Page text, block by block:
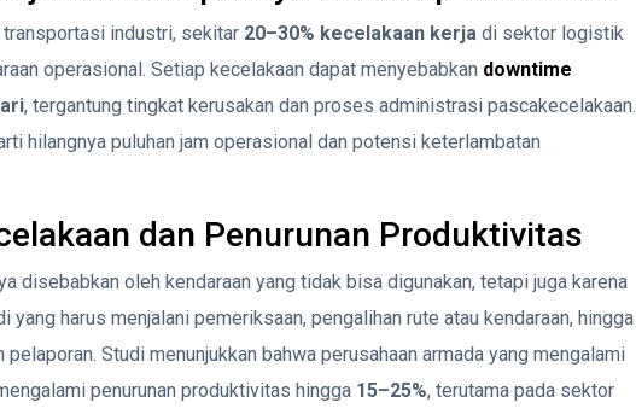
industri, sekitar 20–30% kecelakaan kerja di sektor logistik
operasional. Setiap kecelakaan dapat menyebabkan downtime
, tergantung tingkat kerusakan dan proses administrasi pascakecelakaan.
hilangnya puluhan jam operasional dan potensi keterlambatan
dan Penurunan Produktivitas
disebabkan oleh kendaraan yang tidak bisa digunakan, tetapi juga karena
yang harus menjalani pemeriksaan, pengalihan rute atau kendaraan, hingga
Studi menunjukkan bahwa perusahaan armada yang mengalami
penurunan produktivitas hingga 15–25%, terutama pada sektor